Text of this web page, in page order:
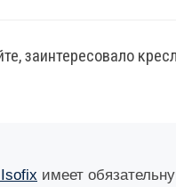
заинтересовало
имеет